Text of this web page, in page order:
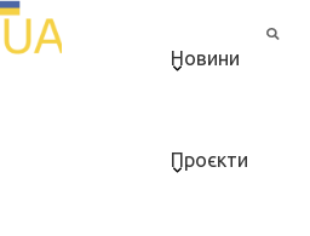
Новини
Проєкти